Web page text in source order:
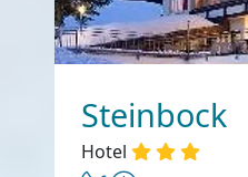
Steinbock
Hotel